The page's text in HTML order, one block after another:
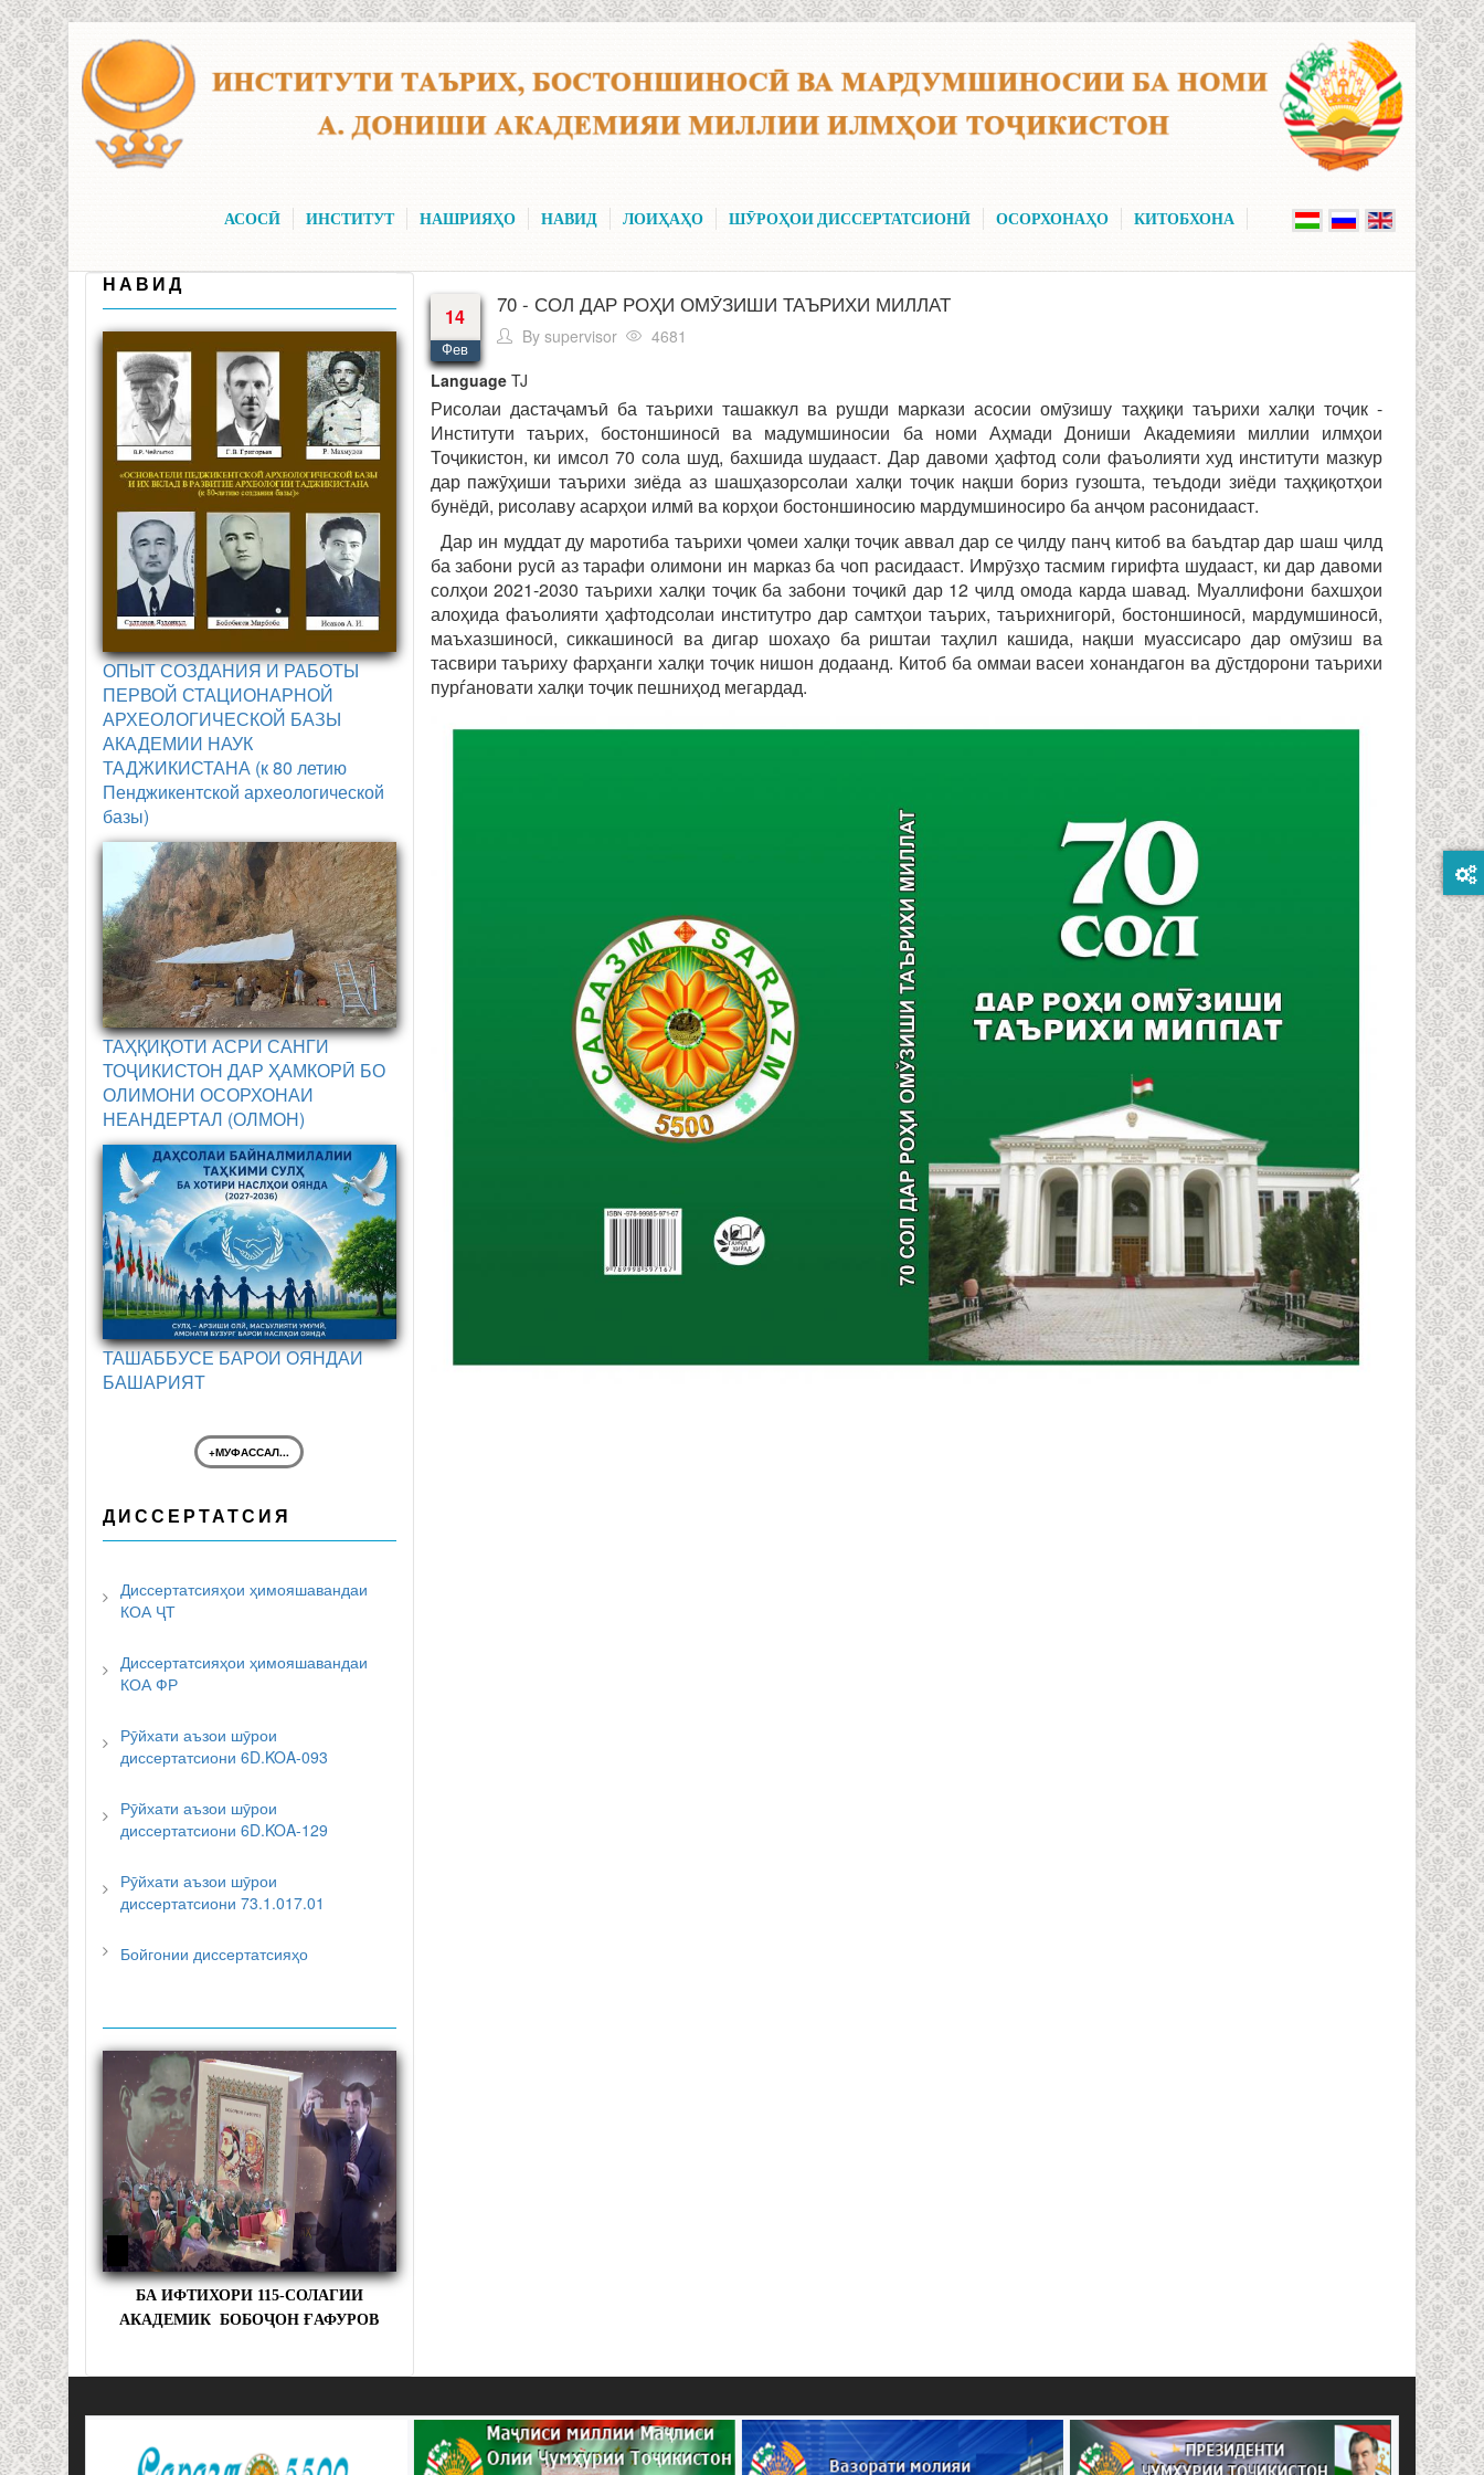
Skip to main content
АСОСӢ ИНСТИТУТ НАШРИЯҲО НАВИД ЛОИҲАҲО ШӮРОҲОИ ДИССЕРТАТСИОНӢ ОСОРХОНАҲО КИТОБХОНА
14
Фев
70 - СОЛ ДАР РОҲИ ОМӮЗИШИ ТАЪРИХИ МИЛЛАТ
By supervisor
4681
LanguageTJ
Рисолаи дастаҷамъӣ ба таърихи ташаккул ва рушди маркази асосии омӯзишу таҳқиқи таърихи халқи тоҷик -
Институти таърих, бостоншиносӣ ва мадумшиносии ба номи Аҳмади Дониши Академияи миллии илмҳои
Тоҷикистон, ки имсол 70 сола шуд, бахшида шудааст. Дар давоми ҳафтод соли фаъолияти худ институти мазкур
дар пажӯҳиши таърихи зиёда аз шашҳазорсолаи халқи тоҷик нақши бориз гузошта, теъдоди зиёди таҳқиқотҳои
бунёдӣ, рисолаву асарҳои илмӣ ва корҳои бостоншиносию мардумшиносиро ба анҷом расонидааст.
Дар ин муддат ду маротиба таърихи ҷомеи халқи тоҷик аввал дар се ҷилду панҷ китоб ва баъдтар дар шаш ҷилд
ба забони русӣ аз тарафи олимони ин марказ ба чоп расидааст. Имрӯзҳо тасмим гирифта шудааст, ки дар давоми
солҳои 2021-2030 таърихи халқи тоҷик ба забони тоҷикӣ дар 12 ҷилд омода карда шавад. Муаллифони бахшҳои
алоҳида фаъолияти ҳафтодсолаи институтро дар самтҳои таърих, таърихнигорӣ, бостоншиносӣ, мардумшиносӣ,
маъхазшиносӣ, сиккашиносӣ ва дигар шохаҳо ба риштаи таҳлил кашида, нақши муассисаро дар омӯзиш ва
тасвири таъриху фарҳанги халқи тоҷик нишон додаанд. Китоб ба оммаи васеи хонандагон ва дӯстдорони таърихи
пурѓановати халқи тоҷик пешниҳод мегардад.
НАВИД
ОПЫТ СОЗДАНИЯ И РАБОТЫ
ПЕРВОЙ СТАЦИОНАРНОЙ
АРХЕОЛОГИЧЕСКОЙ БАЗЫ
АКАДЕМИИ НАУК
ТАДЖИКИСТАНА (к 80 летию
Пенджикентской археологической
базы)
ТАҲҚИҚОТИ АСРИ САНГИ
ТОҶИКИСТОН ДАР ҲАМКОРӢ БО
ОЛИМОНИ ОСОРХОНАИ
НЕАНДЕРТАЛ (ОЛМОН)
ТАШАББУСЕ БАРОИ ОЯНДАИ
БАШАРИЯТ
+МУФАССАЛ...
ДИССЕРТАТСИЯ
Диссертатсияҳои ҳимояшавандаи
КОА ҶТ
Диссертатсияҳои ҳимояшавандаи
КОА ФР
Рӯйхати аъзои шӯрои
диссертатсиони 6D.KOA-093
Рӯйхати аъзои шӯрои
диссертатсиони 6D.KOA-129
Рӯйхати аъзои шӯрои
диссертатсиони 73.1.017.01
Бойгонии диссертатсияҳо
БА ИФТИХОРИ 115-СОЛАГИИ
АКАДЕМИК БОБОҶОН ҒАФУРОВ